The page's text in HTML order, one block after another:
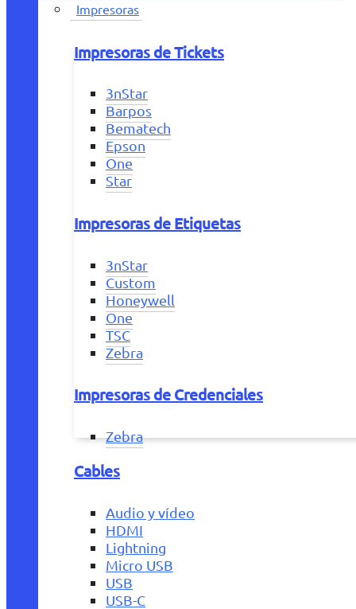
Impresoras
Impresoras de Tickets
3nStar
Barpos
Bematech
Epson
One
Star
Impresoras de Etiquetas
3nStar
Custom
Honeywell
One
TSC
Zebra
Impresoras de Credenciales
Zebra
Cables
Audio y vídeo
HDMI
Lightning
Micro USB
USB
USB-C